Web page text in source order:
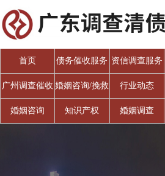
首页 债务催收服务 资信调查服务
广州调查催收 婚姻咨询/挽救
婚姻
行业动态
婚姻咨询 知识产权 婚姻调查